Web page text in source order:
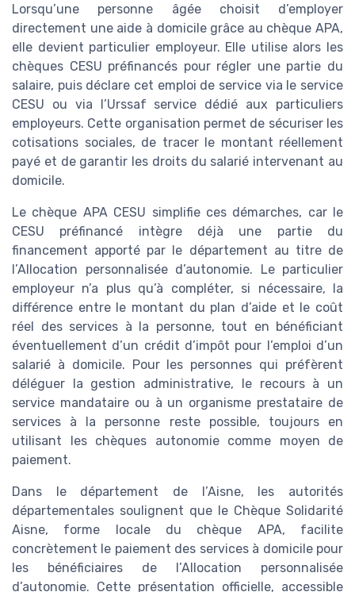
Lorsqu’une personne âgée choisit d’employer
directement une aide à domicile grâce au chèque APA,
elle devient particulier employeur. Elle utilise alors les
chèques CESU préfinancés pour régler une partie du
salaire, puis déclare cet emploi de service via le service
CESU ou via l’Urssaf service dédié aux particuliers
employeurs. Cette organisation permet de sécuriser les
cotisations sociales, de tracer le montant réellement
payé et de garantir les droits du salarié intervenant au
domicile.
Le chèque APA CESU simplifie ces démarches, car le
CESU préfinancé intègre déjà une partie du
financement apporté par le département au titre de
l’Allocation personnalisée d’autonomie. Le particulier
employeur n’a plus qu’à compléter, si nécessaire, la
différence entre le montant du plan d’aide et le coût
réel des services à la personne, tout en bénéficiant
éventuellement d’un crédit d’impôt pour l’emploi d’un
salarié à domicile. Pour les personnes qui préfèrent
déléguer la gestion administrative, le recours à un
service mandataire ou à un organisme prestataire de
services à la personne reste possible, toujours en
utilisant les chèques autonomie comme moyen de
paiement.
Dans le département de l’Aisne, les autorités
départementales soulignent que le Chèque Solidarité
Aisne, forme locale du chèque APA, facilite
concrètement le paiement des services à domicile pour
les bénéficiaires de l’Allocation personnalisée
d’autonomie. Cette présentation officielle, accessible